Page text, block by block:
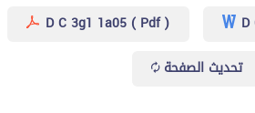
D C 3g1 1a05 ( Pdf )
تحديث الصفحة